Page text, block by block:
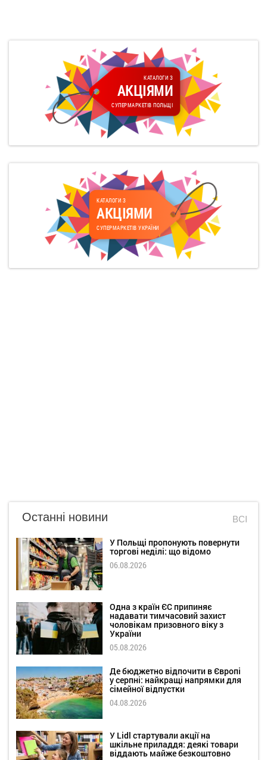
КАТАЛОГИ З
АКЦІЯМИ
СУПЕРМАРКЕТІВ ПОЛЬЩІ
КАТАЛОГИ З
АКЦІЯМИ
СУПЕРМАРКЕТІВ УКРАЇНИ
Останні новини ВСІ
У Польщі пропонують повернути
торгові неділі: що відомо
06.08.2026
Одна з країн ЄС припиняє
надавати тимчасовий захист
чоловікам призовного віку з
України
05.08.2026
Де бюджетно відпочити в Європі
у серпні: найкращі напрямки для
сімейної відпустки
04.08.2026
У Lidl стартували акції на
шкільне приладдя: деякі товари
віддають майже безкоштовно